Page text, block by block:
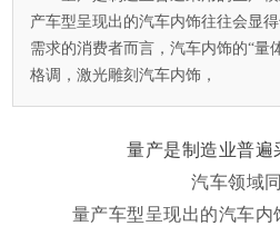
产车型呈现出的汽车内饰往往会显
需求的消费者而言，汽车内饰的“量
格调，激光雕刻汽车内饰，
量产是制造业普遍
汽车领域
量产车型呈现出的汽车